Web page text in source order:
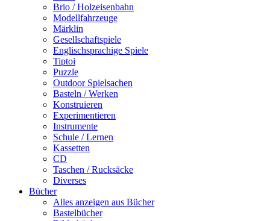
Brio / Holzeisenbahn
Modellfahrzeuge
Märklin
Gesellschaftspiele
Englischsprachige Spiele
Tiptoi
Puzzle
Outdoor Spielsachen
Basteln / Werken
Konstruieren
Experimentieren
Instrumente
Schule / Lernen
Kassetten
CD
Taschen / Rucksäcke
Diverses
Bücher
Alles anzeigen aus Bücher
Bastelbücher